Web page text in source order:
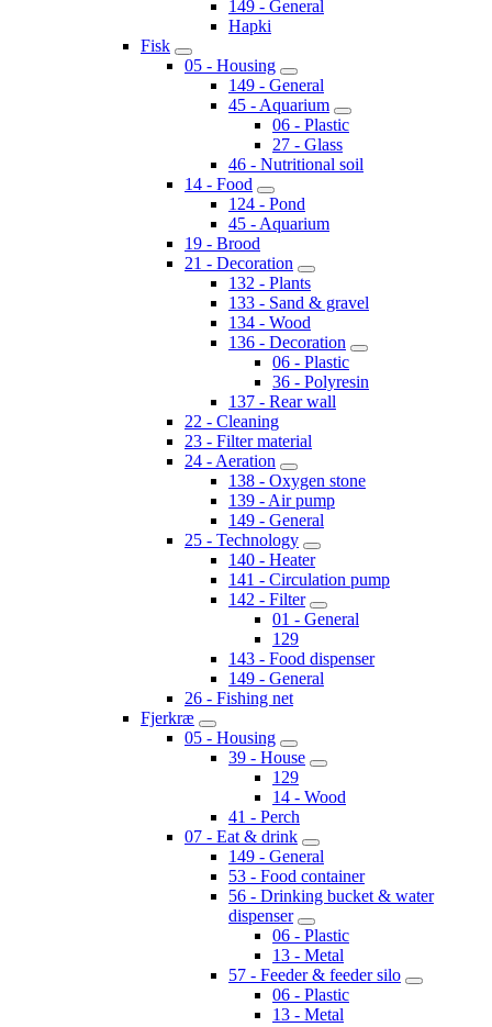
149 - General
Hapki
Fisk
05 - Housing
149 - General
45 - Aquarium
06 - Plastic
27 - Glass
46 - Nutritional soil
14 - Food
124 - Pond
45 - Aquarium
19 - Brood
21 - Decoration
132 - Plants
133 - Sand & gravel
134 - Wood
136 - Decoration
06 - Plastic
36 - Polyresin
137 - Rear wall
22 - Cleaning
23 - Filter material
24 - Aeration
138 - Oxygen stone
139 - Air pump
149 - General
25 - Technology
140 - Heater
141 - Circulation pump
142 - Filter
01 - General
129
143 - Food dispenser
149 - General
26 - Fishing net
Fjerkræ
05 - Housing
39 - House
129
14 - Wood
41 - Perch
07 - Eat & drink
149 - General
53 - Food container
56 - Drinking bucket & water
dispenser
06 - Plastic
13 - Metal
57 - Feeder & feeder silo
06 - Plastic
13 - Metal